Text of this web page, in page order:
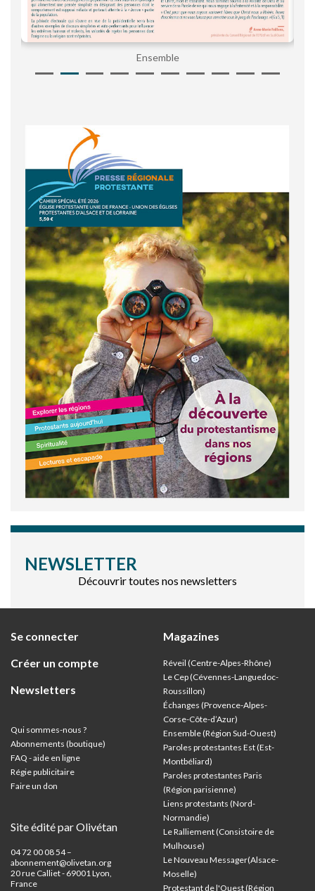
Ensemble
NEWSLETTER
Découvrir toutes nos newsletters
Se connecter
Créer un compte
Newsletters
Qui sommes-nous ?
Abonnements (boutique)
FAQ - aide en ligne
Régie publicitaire
Faire un don
Site édité par Olivétan
04 72 00 08 54 –
abonnement@olivetan.org
20 rue Calliet - 69001 Lyon,
France
Magazines
Réveil (Centre-Alpes-Rhône)
Le Cep (Cévennes-Languedoc-
Roussillon)
Échanges (Provence-Alpes-
Corse-Côte-d’Azur)
Ensemble (Région Sud-Ouest)
Paroles protestantes Est (Est-
Montbéliard)
Paroles protestantes Paris
(Région parisienne)
Liens protestants (Nord-
Normandie)
Le Ralliement (Consistoire de
Mulhouse)
Le Nouveau Messager(Alsace-
Moselle)
Protestant de l'Ouest (Région